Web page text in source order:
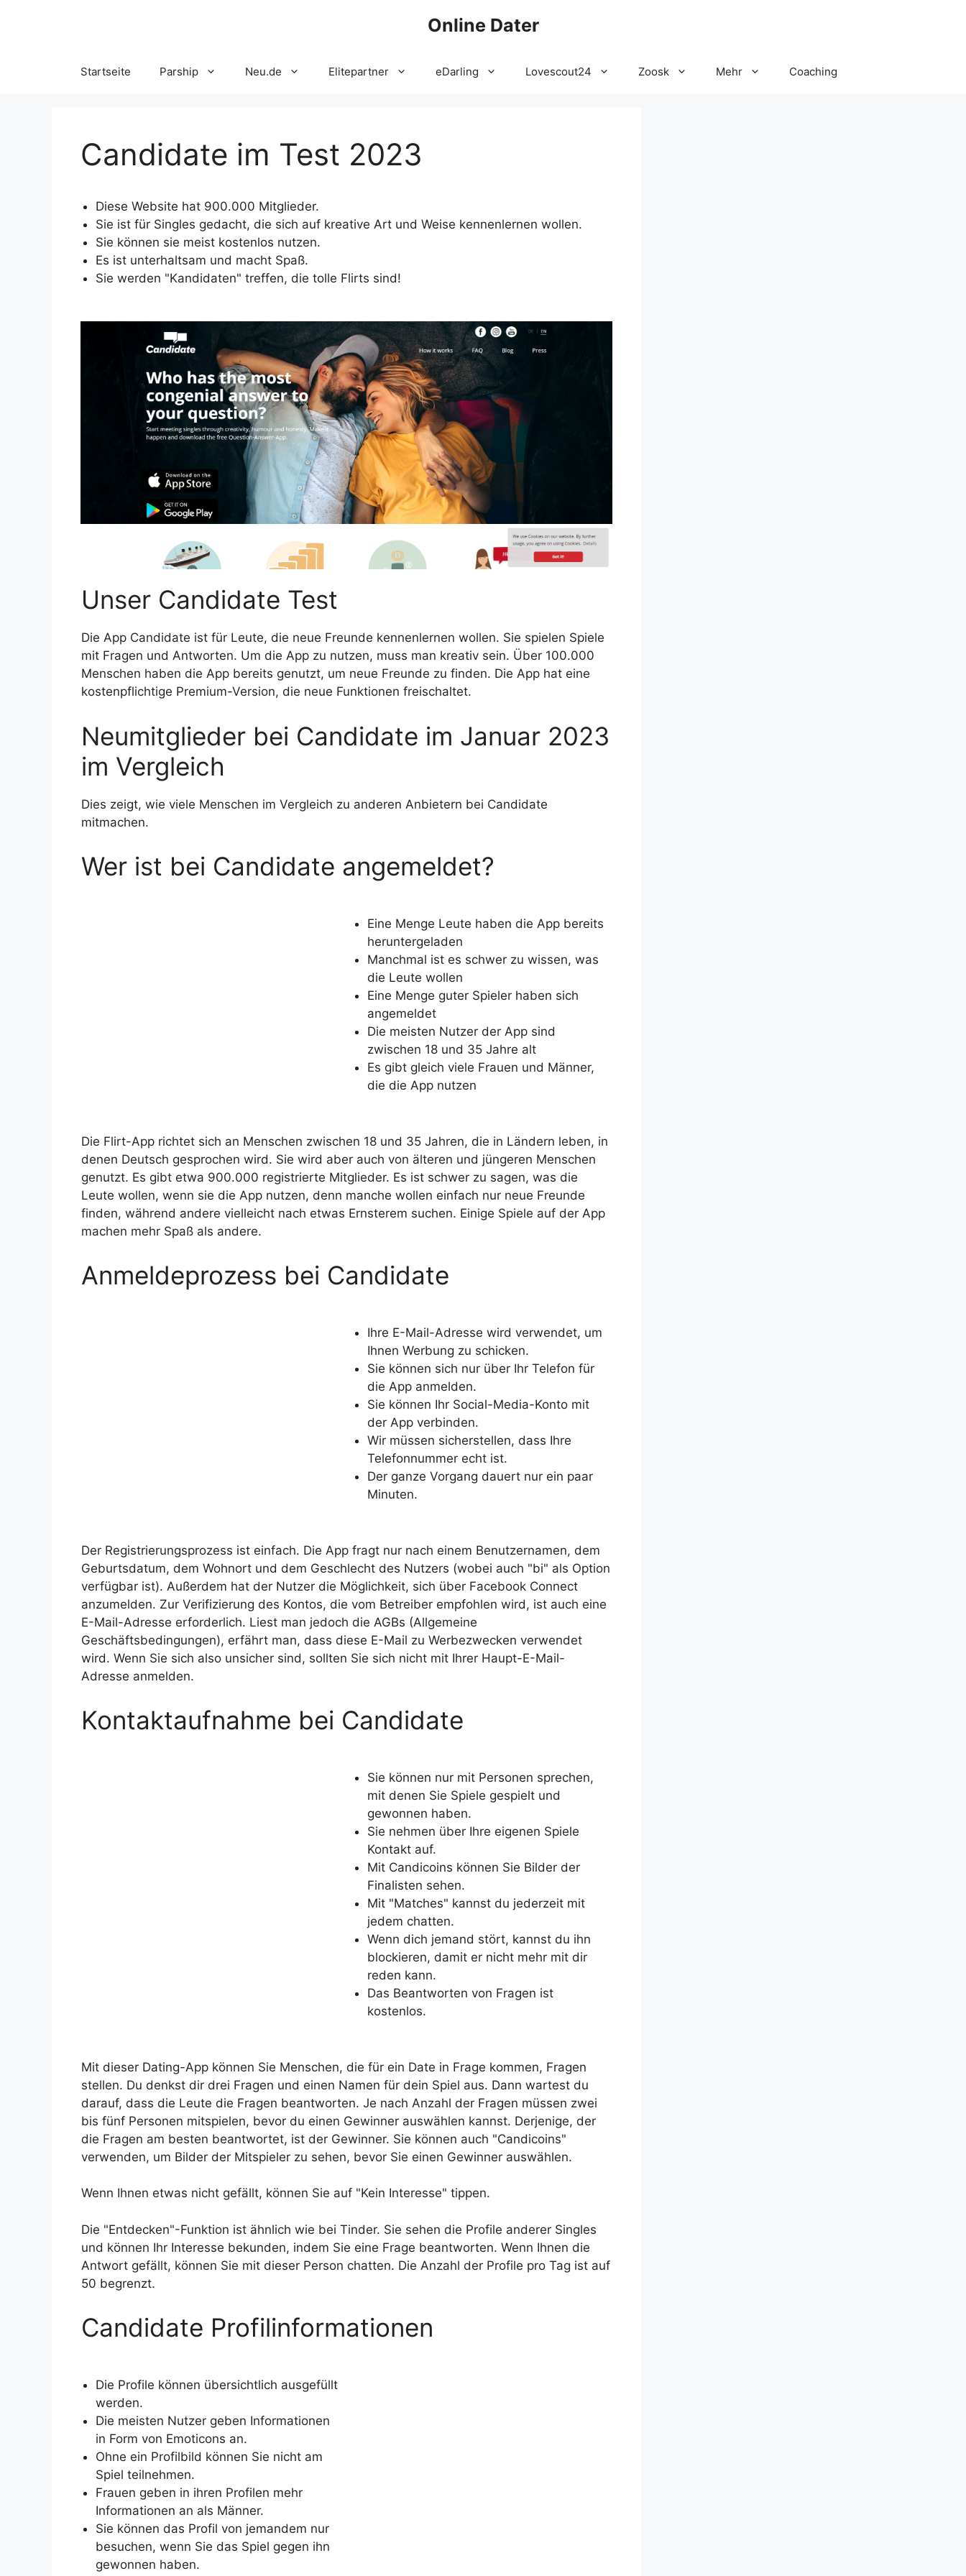
Online Dater
Startseite Parship Neu.de Elitepartner eDarling Lovescout24 Zoosk Mehr Coaching
Candidate im Test 2023
Diese Website hat 900.000 Mitglieder.
Sie ist für Singles gedacht, die sich auf kreative Art und Weise kennenlernen wollen.
Sie können sie meist kostenlos nutzen.
Es ist unterhaltsam und macht Spaß.
Sie werden "Kandidaten" treffen, die tolle Flirts sind!
Unser Candidate Test
Die App Candidate ist für Leute, die neue Freunde kennenlernen wollen. Sie spielen Spiele
mit Fragen und Antworten. Um die App zu nutzen, muss man kreativ sein. Über 100.000
Menschen haben die App bereits genutzt, um neue Freunde zu finden. Die App hat eine
kostenpflichtige Premium-Version, die neue Funktionen freischaltet.
Neumitglieder bei Candidate im Januar 2023
im Vergleich
Dies zeigt, wie viele Menschen im Vergleich zu anderen Anbietern bei Candidate
mitmachen.
Wer ist bei Candidate angemeldet?
Eine Menge Leute haben die App bereits
heruntergeladen
Manchmal ist es schwer zu wissen, was
die Leute wollen
Eine Menge guter Spieler haben sich
angemeldet
Die meisten Nutzer der App sind
zwischen 18 und 35 Jahre alt
Es gibt gleich viele Frauen und Männer,
die die App nutzen
Die Flirt-App richtet sich an Menschen zwischen 18 und 35 Jahren, die in Ländern leben, in
denen Deutsch gesprochen wird. Sie wird aber auch von älteren und jüngeren Menschen
genutzt. Es gibt etwa 900.000 registrierte Mitglieder. Es ist schwer zu sagen, was die
Leute wollen, wenn sie die App nutzen, denn manche wollen einfach nur neue Freunde
finden, während andere vielleicht nach etwas Ernsterem suchen. Einige Spiele auf der App
machen mehr Spaß als andere.
Anmeldeprozess bei Candidate
Ihre E-Mail-Adresse wird verwendet, um
Ihnen Werbung zu schicken.
Sie können sich nur über Ihr Telefon für
die App anmelden.
Sie können Ihr Social-Media-Konto mit
der App verbinden.
Wir müssen sicherstellen, dass Ihre
Telefonnummer echt ist.
Der ganze Vorgang dauert nur ein paar
Minuten.
Der Registrierungsprozess ist einfach. Die App fragt nur nach einem Benutzernamen, dem
Geburtsdatum, dem Wohnort und dem Geschlecht des Nutzers (wobei auch "bi" als Option
verfügbar ist). Außerdem hat der Nutzer die Möglichkeit, sich über Facebook Connect
anzumelden. Zur Verifizierung des Kontos, die vom Betreiber empfohlen wird, ist auch eine
E-Mail-Adresse erforderlich. Liest man jedoch die AGBs (Allgemeine
Geschäftsbedingungen), erfährt man, dass diese E-Mail zu Werbezwecken verwendet
wird. Wenn Sie sich also unsicher sind, sollten Sie sich nicht mit Ihrer Haupt-E-Mail-
Adresse anmelden.
Kontaktaufnahme bei Candidate
Sie können nur mit Personen sprechen,
mit denen Sie Spiele gespielt und
gewonnen haben.
Sie nehmen über Ihre eigenen Spiele
Kontakt auf.
Mit Candicoins können Sie Bilder der
Finalisten sehen.
Mit "Matches" kannst du jederzeit mit
jedem chatten.
Wenn dich jemand stört, kannst du ihn
blockieren, damit er nicht mehr mit dir
reden kann.
Das Beantworten von Fragen ist
kostenlos.
Mit dieser Dating-App können Sie Menschen, die für ein Date in Frage kommen, Fragen
stellen. Du denkst dir drei Fragen und einen Namen für dein Spiel aus. Dann wartest du
darauf, dass die Leute die Fragen beantworten. Je nach Anzahl der Fragen müssen zwei
bis fünf Personen mitspielen, bevor du einen Gewinner auswählen kannst. Derjenige, der
die Fragen am besten beantwortet, ist der Gewinner. Sie können auch "Candicoins"
verwenden, um Bilder der Mitspieler zu sehen, bevor Sie einen Gewinner auswählen.
Wenn Ihnen etwas nicht gefällt, können Sie auf "Kein Interesse" tippen.
Die "Entdecken"-Funktion ist ähnlich wie bei Tinder. Sie sehen die Profile anderer Singles
und können Ihr Interesse bekunden, indem Sie eine Frage beantworten. Wenn Ihnen die
Antwort gefällt, können Sie mit dieser Person chatten. Die Anzahl der Profile pro Tag ist auf
50 begrenzt.
Candidate Profilinformationen
Die Profile können übersichtlich ausgefüllt
werden.
Die meisten Nutzer geben Informationen
in Form von Emoticons an.
Ohne ein Profilbild können Sie nicht am
Spiel teilnehmen.
Frauen geben in ihren Profilen mehr
Informationen an als Männer.
Sie können das Profil von jemandem nur
besuchen, wenn Sie das Spiel gegen ihn
gewonnen haben.